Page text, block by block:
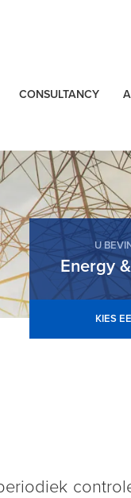
CONSULTANCY
U
Energy
KIES